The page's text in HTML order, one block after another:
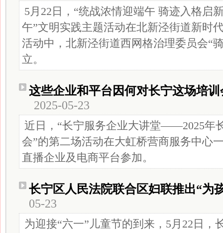
5月22日，“统战浓情迎端午 骑迹入格启
午”文明实践主题活动在北新泾街道新时
活动中，北新泾街道西网格治理委员会“
立。
这些企业和平台因何对长宁这场培
2025-05-23
近日，“长宁服务企业大讲堂——2025年
会”的第二场活动在大虹桥营商服务中心
直播企业及电商平台参加。
长宁区人民法院联合区妇联推出“为
05-23
为迎接“六一”儿童节的到来，5月22日，